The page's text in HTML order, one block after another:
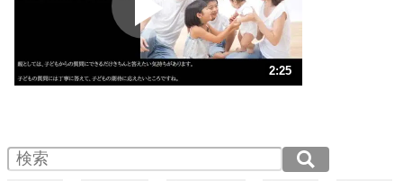
ポジティブ思考になる30の方法
ストレス対策
人生、なんとかなるもの。
気楽に生きる30の方法
4 器の大きい人は、怒りを優しさで表現する。
2:25
2.0倍速 （284KB 1分12秒）